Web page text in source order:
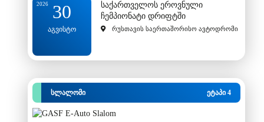
30
აგვისტო
2026
საქართველოს ეროვნული
ჩემპიონატი დრიფტში
რუსთავის საერთაშორისო ავტოდრომი
სლალომი ეტაპი 4